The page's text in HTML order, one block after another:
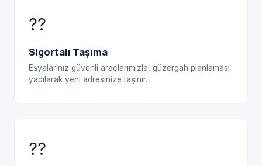
??
Sigortalı Taşıma
Eşyalarınız güvenli araçlarımızla, güzergah planlaması
yapılarak yeni adresinize taşınır.
??